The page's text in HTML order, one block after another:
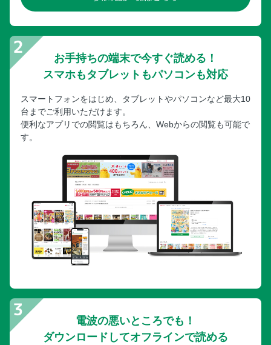
お手持ちの端末で今すぐ読める！
スマホもタブレットもパソコンも対応
スマートフォンをはじめ、タブレットやパソコンなど最大10
台までご利用いただけます。
便利なアプリでの閲覧はもちろん、Webからの閲覧も可能で
す。
電波の悪いところでも！
ダウンロードしてオフラインで読める